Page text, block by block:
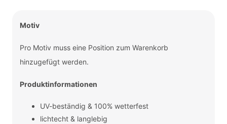
Motiv
Pro Motiv muss eine Position zum Warenkorb
hinzugefügt werden.
Produktinformationen
UV-beständig & 100% wetterfest
lichtecht & langlebig